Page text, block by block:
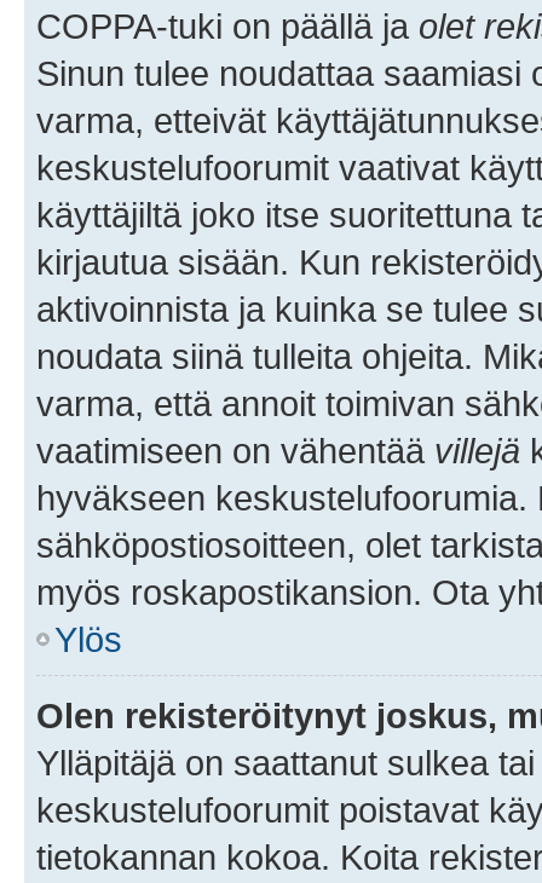
COPPA-tuki on päällä ja olet
Sinun tulee noudattaa saamiasi
varma, etteivät
keskustelufoorumit vaativat
käyttäjiltä joko itse suoritettuna
kirjautua sisään. Kun
aktivoinnista ja kuinka se tulee
noudata siinä tulleita ohjeita.
varma, että annoit toimivan
vaatimiseen on vähentää villejä
hyväkseen
sähköpostiosoitteen, olet
myös roskapostikansion. Ota
Ylös
Olen rekisteröitynyt joskus,
Ylläpitäjä on saattanut sulkea
keskustelufoorumit poistavat
tietokannan kokoa. Koita